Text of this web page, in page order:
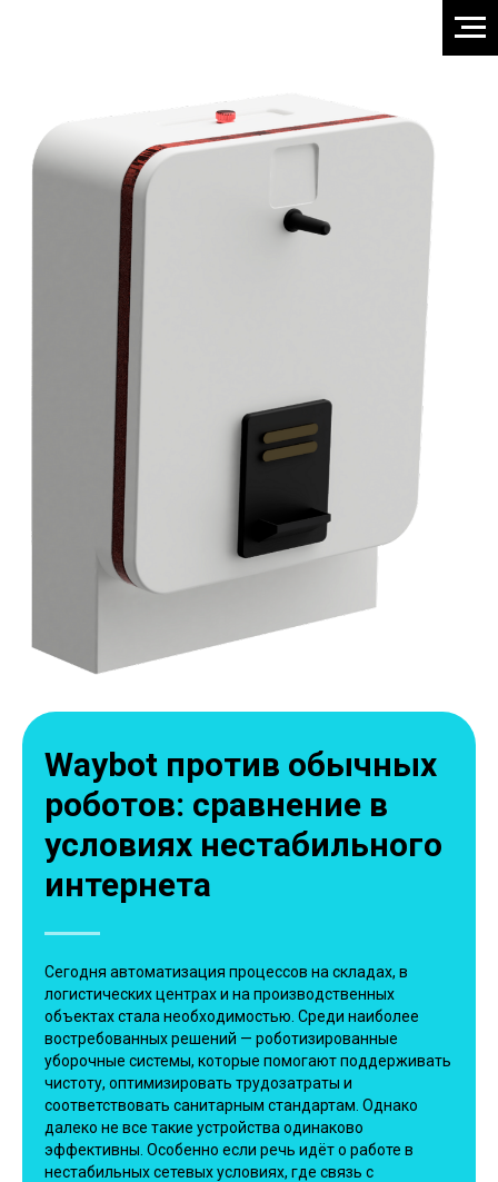
Waybot против обычных
роботов: сравнение в
условиях нестабильного
интернета
Сегодня автоматизация процессов на складах, в
логистических центрах и на производственных
объектах стала необходимостью. Среди наиболее
востребованных решений — роботизированные
уборочные системы, которые помогают поддерживать
чистоту, оптимизировать трудозатраты и
соответствовать санитарным стандартам. Однако
далеко не все такие устройства одинаково
эффективны. Особенно если речь идёт о работе в
нестабильных сетевых условиях, где связь с